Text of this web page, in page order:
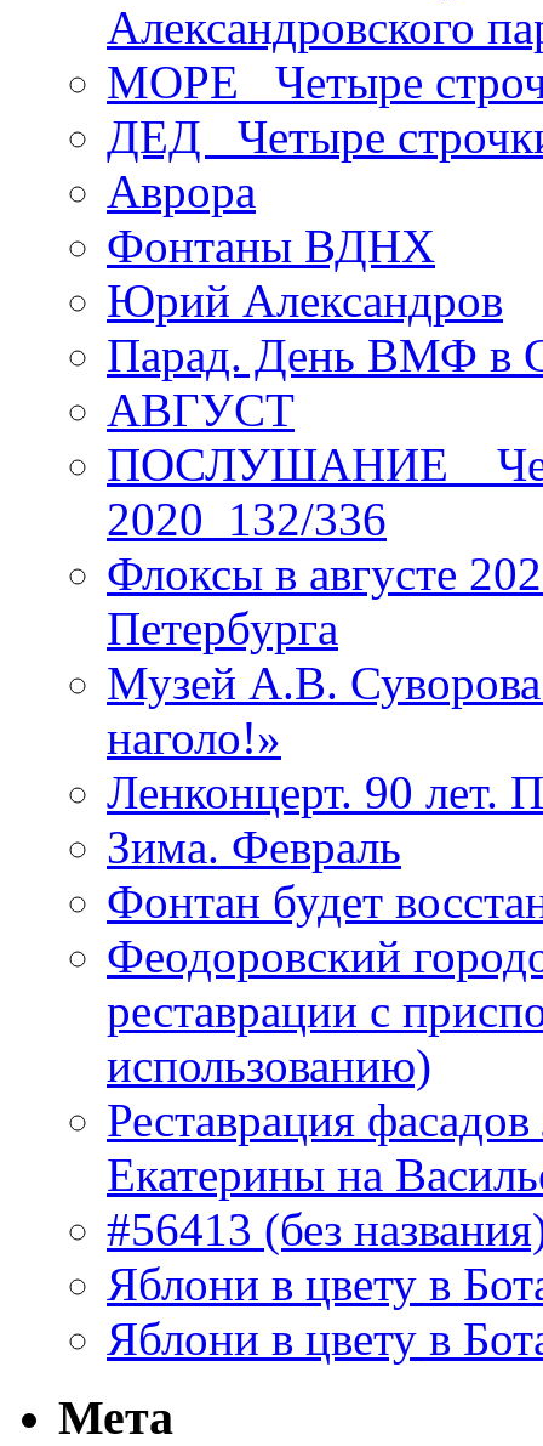
Александровского
МОРЕ _Четыре
ДЕД _Четыре
Аврора
Фонтаны ВДНХ
Юрий Александров
Парад. День ВМФ в
АВГУСТ
ПОСЛУШАНИЕ _
2020_132/336
Флоксы в августе
Петербурга
Музей А.В.
наголо!»
Ленконцерт. 90 лет.
Зима. Февраль
Фонтан будет
Феодоровский
реставрации с
использованию)
Реставрация
Екатерины на
#56413 (без
Яблони в цвету в
Яблони в цвету в
Мета